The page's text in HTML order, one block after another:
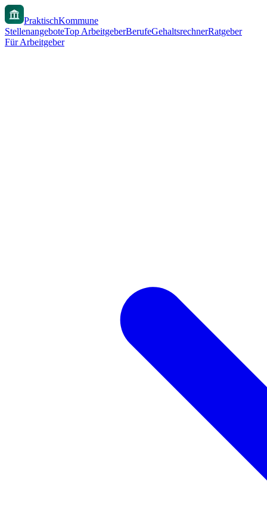
PraktischKommune
StellenangeboteTop ArbeitgeberBerufeGehaltsrechnerRatgeber
Für Arbeitgeber